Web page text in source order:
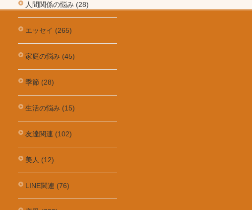
人間関係の悩み (28)
エッセイ (265)
家庭の悩み (45)
季節 (28)
生活の悩み (15)
友達関連 (102)
美人 (12)
LINE関連 (76)